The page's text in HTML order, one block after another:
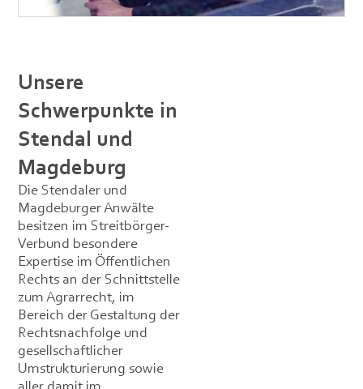
Unsere
Schwerpunkte in
Stendal und
Magdeburg
Die Stendaler und
Magdeburger Anwälte
besitzen im Streitbörger-
Verbund besondere
Expertise im Öffentlichen
Rechts an der Schnittstelle
zum Agrarrecht, im
Bereich der Gestaltung der
Rechtsnachfolge und
gesellschaftlicher
Umstrukturierung sowie